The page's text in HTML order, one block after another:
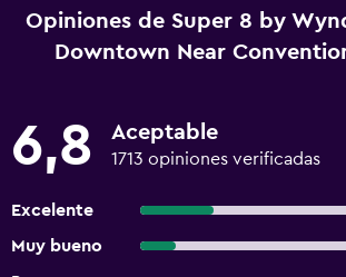
Opiniones de Super 8 by
Downtown Near
6,8 Aceptable
1713 opiniones verificadas
Excelente
Muy bueno